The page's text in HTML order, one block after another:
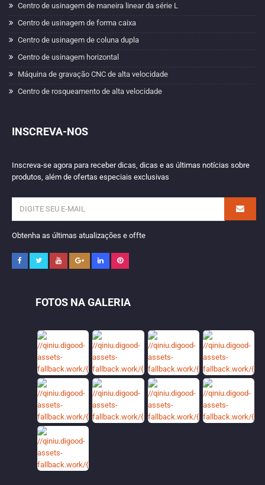
Centro de usinagem de maneira linear da série L
Centro de usinagem de forma caixa
Centro de usinagem de coluna dupla
Centro de usinagem horizontal
Máquina de gravação CNC de alta velocidade
Centro de rosqueamento de alta velocidade
INSCREVA-NOS
Inscreva-se agora para receber dicas, dicas e as últimas notícias sobre
produtos, além de ofertas especiais exclusivas
Obtenha as últimas atualizações e offte
FOTOS NA GALERIA